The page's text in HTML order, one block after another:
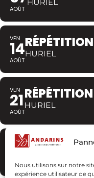
Nous utilisons sur notre
expérience utilisateur de
AOÛT
HURIEL
VEN
14
AOÛT
RÉPÉTITION
HURIEL
VEN
21
AOÛT
RÉPÉTITION
HURIEL
VEN
28
AOÛT